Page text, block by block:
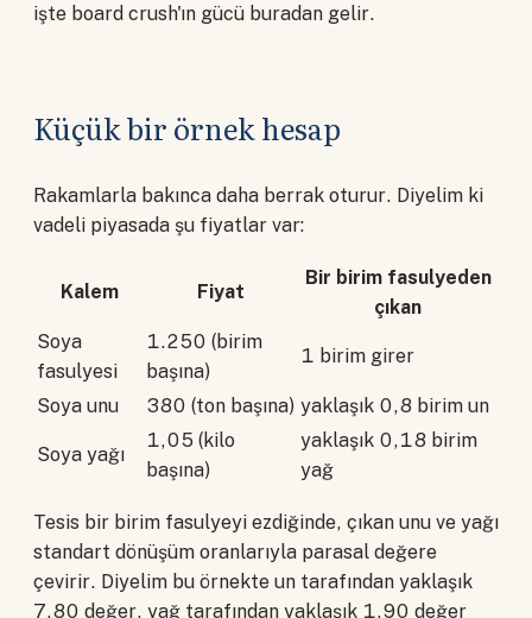
işte board crush'ın gücü buradan gelir.
Küçük bir örnek hesap
Rakamlarla bakınca daha berrak oturur. Diyelim ki
vadeli piyasada şu fiyatlar var:
Kalem Fiyat
Bir birim fasulyeden
çıkan
Soya
fasulyesi
1.250 (birim
başına)
1 birim girer
Soya unu 380 (ton başına) yaklaşık 0,8 birim un
Soya yağı
1,05 (kilo
başına)
yaklaşık 0,18 birim
yağ
Tesis bir birim fasulyeyi ezdiğinde, çıkan unu ve yağı
standart dönüşüm oranlarıyla parasal değere
çevirir. Diyelim bu örnekte un tarafından yaklaşık
7,80 değer, yağ tarafından yaklaşık 1,90 değer